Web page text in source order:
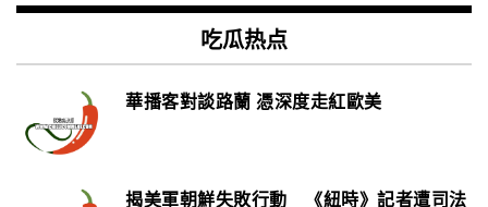
吃瓜热点
華播客對談路蘭 憑深度走紅歐美
揭美軍朝鮮失敗行動 《紐時》記者遭司法